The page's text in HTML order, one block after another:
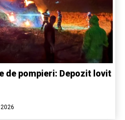
de pompieri: Depozit lovit